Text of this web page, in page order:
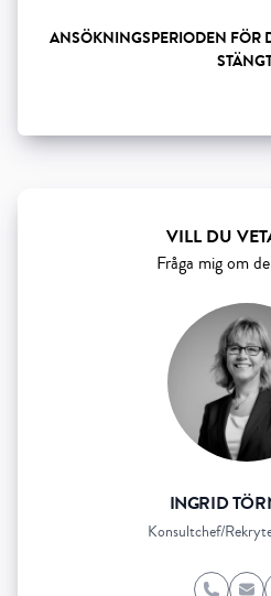
VILL DU
Fråga mig om
INGRID
Konsultchef/
ANSÖKNINGSPERIODEN FÖR